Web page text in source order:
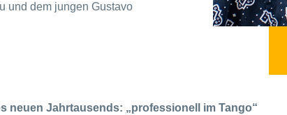
und dem jungen Gustavo
neuen Jahrtausends: „professionell im Tango“